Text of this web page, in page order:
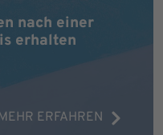
nach einer
erhalten
MEHR ERFAHREN